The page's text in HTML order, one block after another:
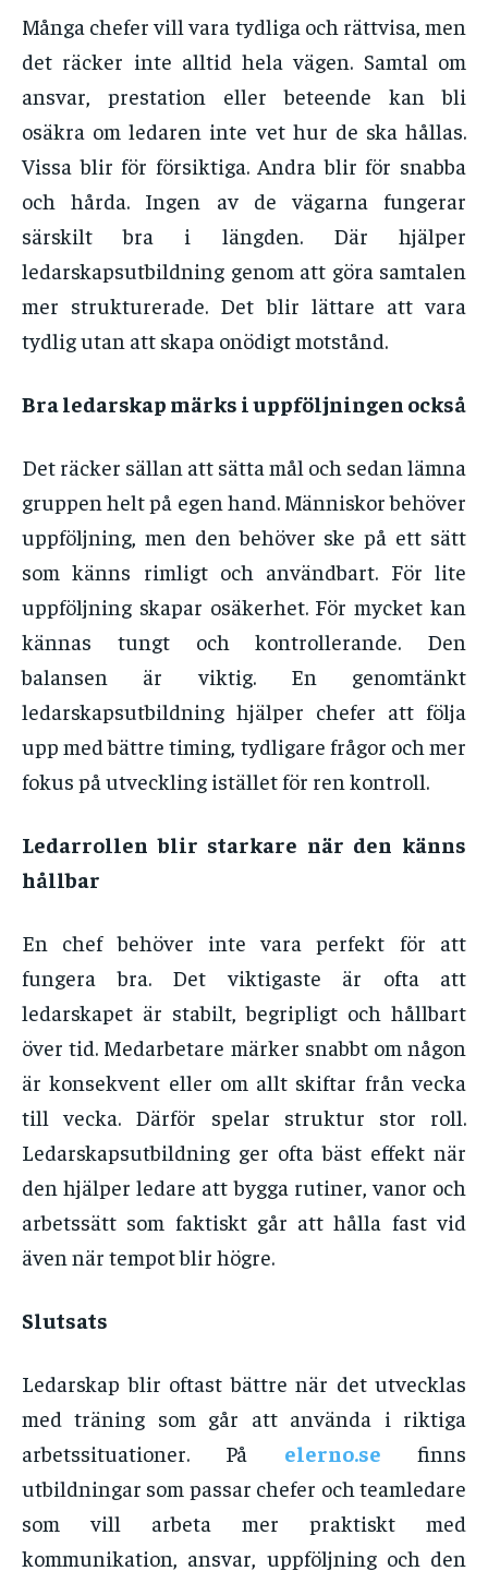
Många chefer vill vara tydliga och rättvisa, men
det räcker inte alltid hela vägen. Samtal om
ansvar, prestation eller beteende kan bli
osäkra om ledaren inte vet hur de ska hållas.
Vissa blir för försiktiga. Andra blir för snabba
och hårda. Ingen av de vägarna fungerar
särskilt bra i längden. Där hjälper
ledarskapsutbildning genom att göra samtalen
mer strukturerade. Det blir lättare att vara
tydlig utan att skapa onödigt motstånd.
Bra ledarskap märks i uppföljningen också
Det räcker sällan att sätta mål och sedan lämna
gruppen helt på egen hand. Människor behöver
uppföljning, men den behöver ske på ett sätt
som känns rimligt och användbart. För lite
uppföljning skapar osäkerhet. För mycket kan
kännas tungt och kontrollerande. Den
balansen är viktig. En genomtänkt
ledarskapsutbildning hjälper chefer att följa
upp med bättre timing, tydligare frågor och mer
fokus på utveckling istället för ren kontroll.
Ledarrollen blir starkare när den känns
hållbar
En chef behöver inte vara perfekt för att
fungera bra. Det viktigaste är ofta att
ledarskapet är stabilt, begripligt och hållbart
över tid. Medarbetare märker snabbt om någon
är konsekvent eller om allt skiftar från vecka
till vecka. Därför spelar struktur stor roll.
Ledarskapsutbildning ger ofta bäst effekt när
den hjälper ledare att bygga rutiner, vanor och
arbetssätt som faktiskt går att hålla fast vid
även när tempot blir högre.
Slutsats
Ledarskap blir oftast bättre när det utvecklas
med träning som går att använda i riktiga
arbetssituationer. På elerno.se finns
utbildningar som passar chefer och teamledare
som vill arbeta mer praktiskt med
kommunikation, ansvar, uppföljning och den